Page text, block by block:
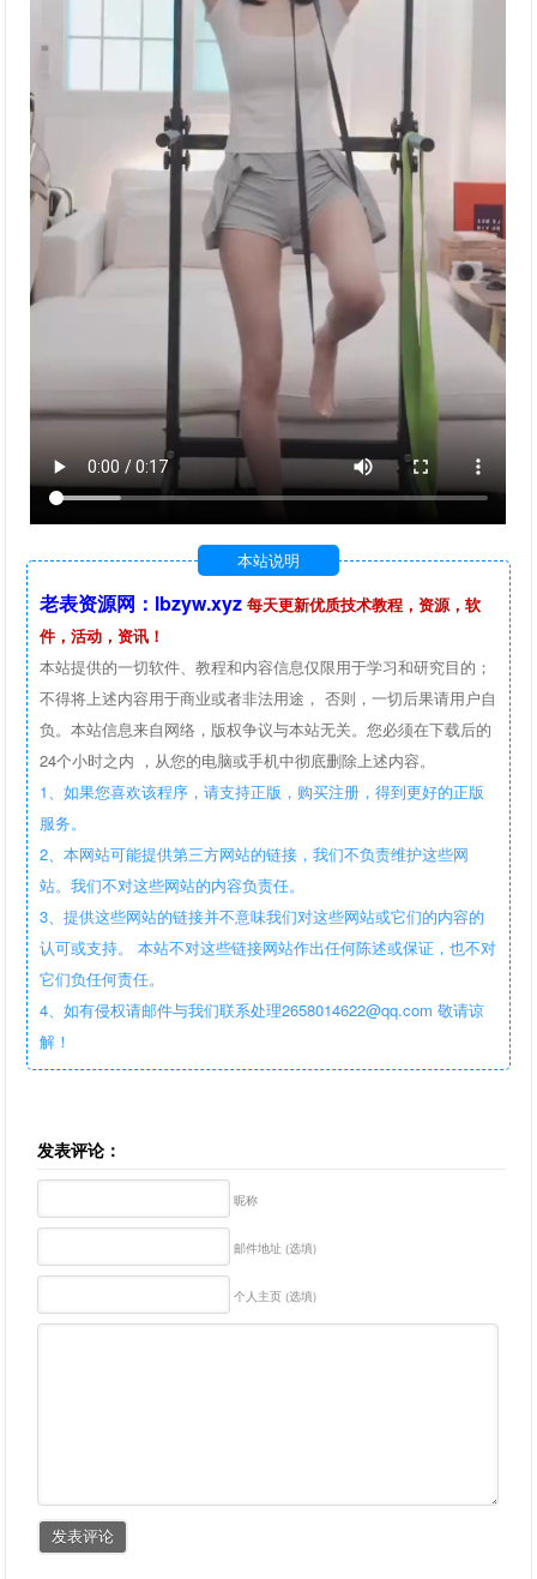
本站说明
老表资源网：lbzyw.xyz 每天更新优质技术教程，资源，软
件，活动，资讯！
本站提供的一切软件、教程和内容信息仅限用于学习和研究目的；
不得将上述内容用于商业或者非法用途， 否则，一切后果请用户自
负。本站信息来自网络，版权争议与本站无关。您必须在下载后的
24个小时之内 ，从您的电脑或手机中彻底删除上述内容。
1、如果您喜欢该程序，请支持正版，购买注册，得到更好的正版
服务。
2、本网站可能提供第三方网站的链接，我们不负责维护这些网
站。我们不对这些网站的内容负责任。
3、提供这些网站的链接并不意味我们对这些网站或它们的内容的
认可或支持。 本站不对这些链接网站作出任何陈述或保证，也不对
它们负任何责任。
4、如有侵权请邮件与我们联系处理2658014622@qq.com 敬请谅
解！
发表评论：
昵称
邮件地址 (选填)
个人主页 (选填)